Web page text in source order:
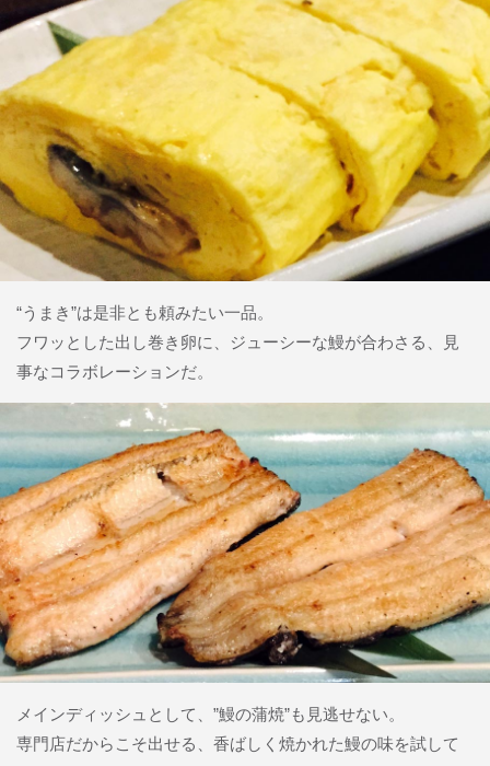
“うまき”は是非とも頼みたい一品。
フワッとした出し巻き卵に、ジューシーな鰻が合わさる、見
事なコラボレーションだ。
メインディッシュとして、”鰻の蒲焼”も見逃せない。
専門店だからこそ出せる、香ばしく焼かれた鰻の味を試して